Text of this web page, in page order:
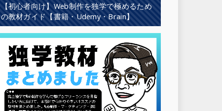
【初心者向け】Web制作を独学で極めるため
の教材ガイド【書籍・Udemy・Brain】